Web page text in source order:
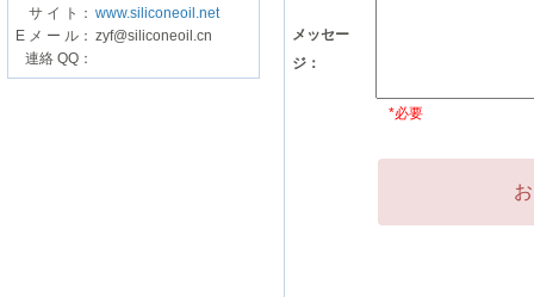
サ イ ト： www.siliconeoil.net
E メ ー ル： zyf@siliconeoil.cn
連絡 QQ：
メッセー
ジ：
*必要